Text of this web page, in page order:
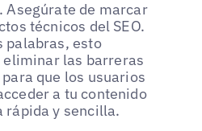
Asegúrate de marcar
técnicos del SEO.
palabras, esto
las barreras
que los usuarios
a tu contenido
rápida y sencilla.